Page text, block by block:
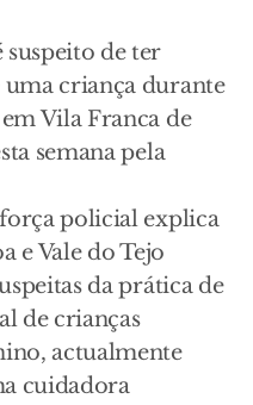
suspeito de ter
uma criança durante
Vila Franca de
semana pela
policial explica
e Vale do Tejo
da prática de
de crianças
actualmente
cuidadora